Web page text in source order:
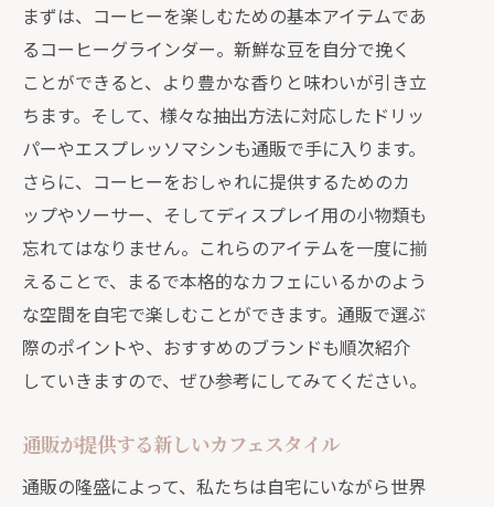
まずは、コーヒーを楽しむための基本アイテムであ
るコーヒーグラインダー。新鮮な豆を自分で挽く
ことができると、より豊かな香りと味わいが引き立
ちます。そして、様々な抽出方法に対応したドリッ
パーやエスプレッソマシンも通販で手に入ります。
さらに、コーヒーをおしゃれに提供するためのカ
ップやソーサー、そしてディスプレイ用の小物類も
忘れてはなりません。これらのアイテムを一度に揃
えることで、まるで本格的なカフェにいるかのよう
な空間を自宅で楽しむことができます。通販で選ぶ
際のポイントや、おすすめのブランドも順次紹介
していきますので、ぜひ参考にしてみてください。
通販が提供する新しいカフェスタイル
通販の隆盛によって、私たちは自宅にいながら世界